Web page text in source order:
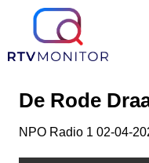
De Rode
NPO Radio 1 02-04-